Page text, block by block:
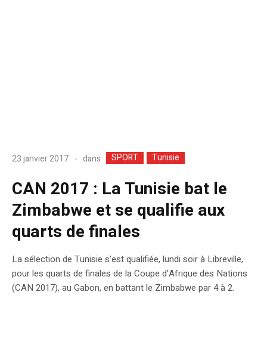
23 janvier 2017 dans SPORT Tunisie
CAN 2017 : La Tunisie bat le
Zimbabwe et se qualifie aux
quarts de finales
La sélection de Tunisie s’est qualifiée, lundi soir à Libreville,
pour les quarts de finales de la Coupe d’Afrique des Nations
(CAN 2017), au Gabon, en battant le Zimbabwe par 4 à 2.